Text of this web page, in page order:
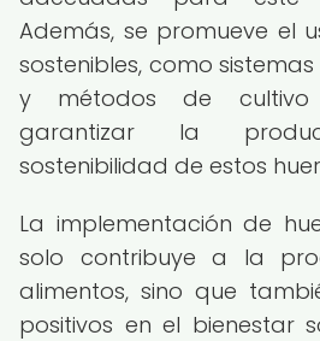
Además, se promueve el
sostenibles, como
y métodos de cultivo
garantizar la
sostenibilidad de estos
La implementación de
solo contribuye a la
alimentos, sino que
positivos en el bienestar